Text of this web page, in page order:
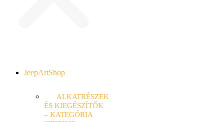
JeepArtShop
ALKATRÉSZEK
ÉS KIEGÉSZÍTŐK
– KATEGÓRIA